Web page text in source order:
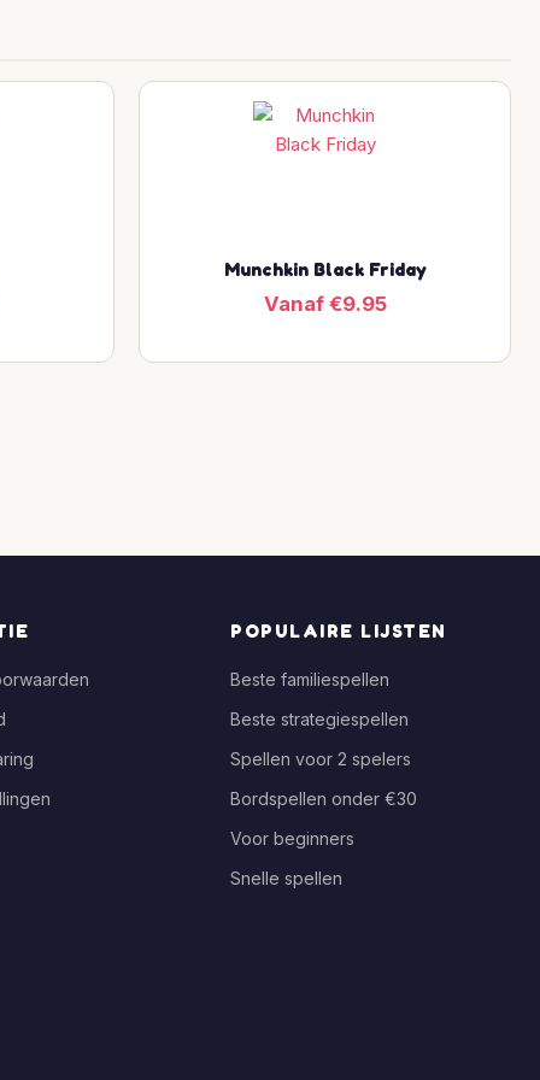
Munchkin Black Friday
Vanaf €9.95
POPULAIRE LIJSTEN
Beste familiespellen
Beste strategiespellen
Spellen voor 2 spelers
Bordspellen onder €30
Voor beginners
Snelle spellen